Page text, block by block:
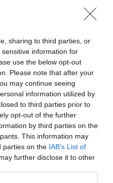
sharing to third parties, or
information for
use the below opt-out
Please note that after your
may continue seeing
information utilized by
to third parties prior to
opt-out of the further
by third parties on the
This information may
parties on the IAB’s List of
further disclose it to other
και η αποπληρωμή